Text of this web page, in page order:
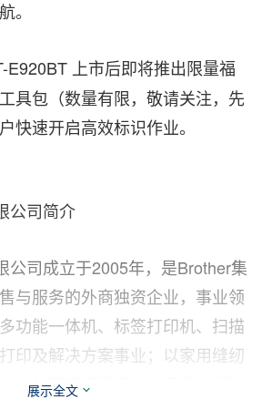
。
E920BT 上市后即将推出限量福
具包（数量有限，敬请关注，先
快速开启高效标识作业。
公司简介
公司成立于2005年，是Brother集
与服务的外商独资企业，事业领
功能一体机、标签打印机、扫描
印及解决方案事业；以家用缝纫
心的家用机器事业。兄弟(中国)
展示全文